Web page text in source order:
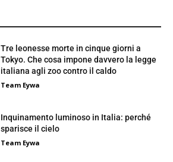
Tre leonesse morte in cinque giorni a
Tokyo. Che cosa impone davvero la legge
italiana agli zoo contro il caldo
Team Eywa
Inquinamento luminoso in Italia: perché
sparisce il cielo
Team Eywa